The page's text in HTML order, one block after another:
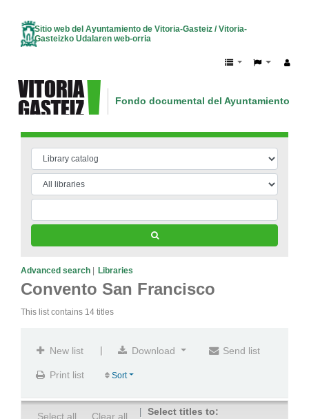
Fondo documental del Ayuntamiento de
Sitio web del Ayuntamiento de Vitoria-Gasteiz / Vitoria-
Gasteizko Udalaren web-orria
Advanced search Libraries
Convento San Francisco
This list contains 14 titles
New list | Download Send list
Print list Sort
Select all Clear all Select titles to: